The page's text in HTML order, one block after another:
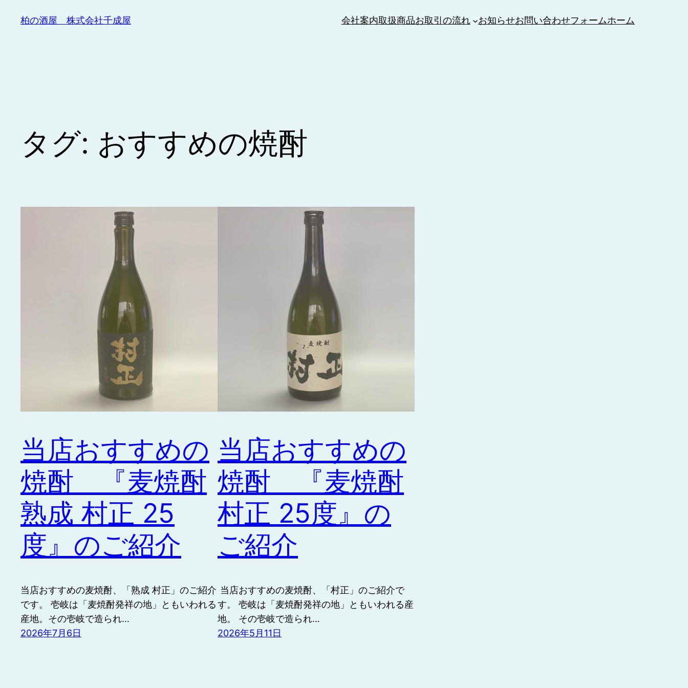
柏の酒屋 株式会社千成屋 会社案内取扱商品お取引の流れ お知らせお問い合わせフォームホーム
タグ: おすすめの焼酎
当店おすすめの
焼酎 『麦焼酎
熟成 村正 25
度』のご紹介
当店おすすめの麦焼酎、「熟成 村正」のご紹介
です。 壱岐は「麦焼酎発祥の地」ともいわれる
産地。その壱岐で造られ…
2026年7月6日
当店おすすめの
焼酎 『麦焼酎
村正 25度』の
ご紹介
​ 当店おすすめの麦焼酎、「村正」のご紹介で
す。 壱岐は「麦焼酎発祥の地」ともいわれる産
地。 その壱岐で造られ…
2026年5月11日